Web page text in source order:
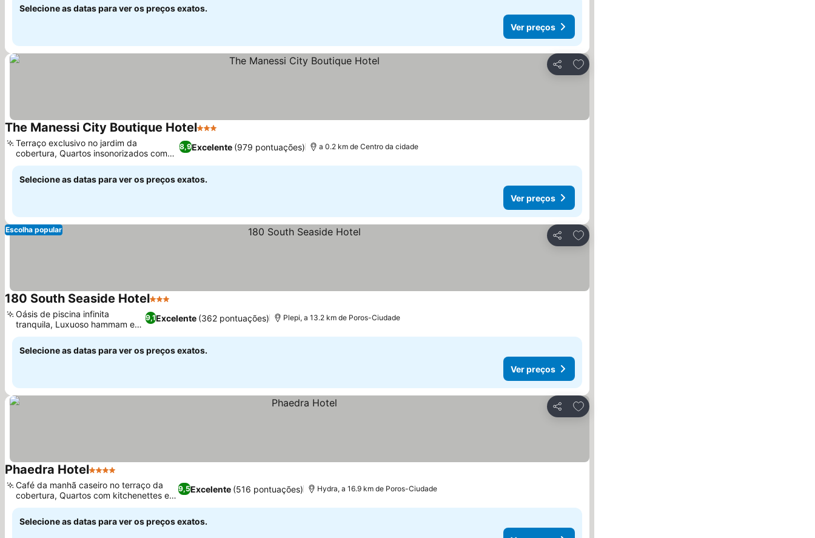
Selecione as datas para ver os preços exatos.
Ver preços
Partilhar
Adicionar aos favoritos
The Manessi City Boutique Hotel3 Estrelas
8,9Excelente (979 pontuações)
Terraço exclusivo no jardim da
cobertura, Quartos insonorizados com
vista para o porto
a 0.2 km de Centro da cidade
Selecione as datas para ver os preços exatos.
Ver preços
Partilhar
Adicionar aos favoritos
Escolha popular
180 South Seaside Hotel3 Estrelas
9,1Excelente (362 pontuações)
Oásis de piscina infinita
tranquila, Luxuoso hammam e
terraço
Plepi, a 13.2 km de Poros-Ciudade
Selecione as datas para ver os preços exatos.
Ver preços
Partilhar
Adicionar aos favoritos
Phaedra Hotel4 Estrelas
9,5Excelente (516 pontuações)
Café da manhã caseiro no terraço da
cobertura, Quartos com kitchenettes e
varandas
Hydra, a 16.9 km de Poros-Ciudade
Selecione as datas para ver os preços exatos.